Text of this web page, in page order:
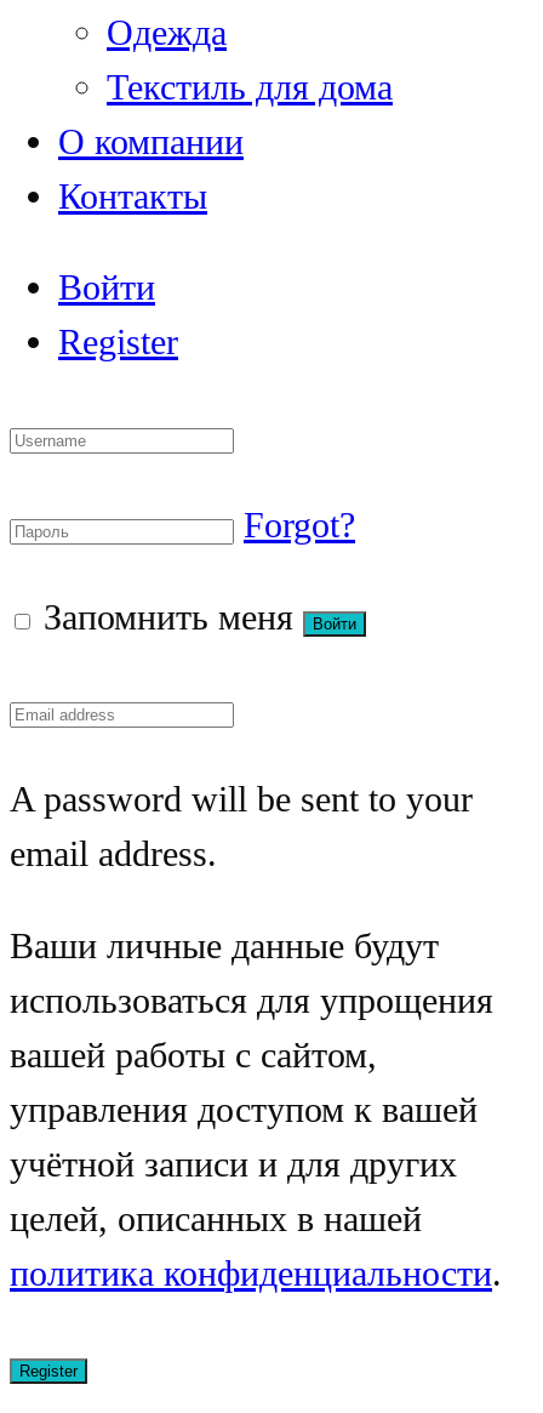
Одежда
Текстиль для дома
О компании
Контакты
Войти
Register
Forgot?
Запомнить меня
A password will be sent to your
email address.
Ваши личные данные будут
использоваться для упрощения
вашей работы с сайтом,
управления доступом к вашей
учётной записи и для других
целей, описанных в нашей
политика конфиденциальности.